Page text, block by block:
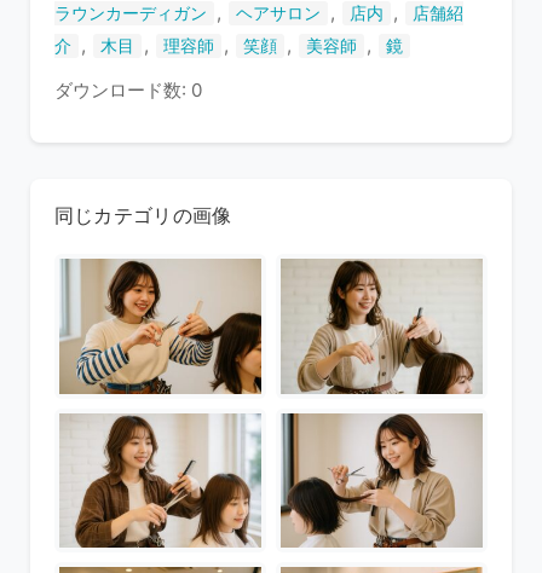
ラウンカーディガン
, ヘアサロン , 店内 ,
店舗紹
介 , 木目 , 理容師 , 笑顔 , 美容師 , 鏡
ダウンロード数: 0
同じカテゴリの画像